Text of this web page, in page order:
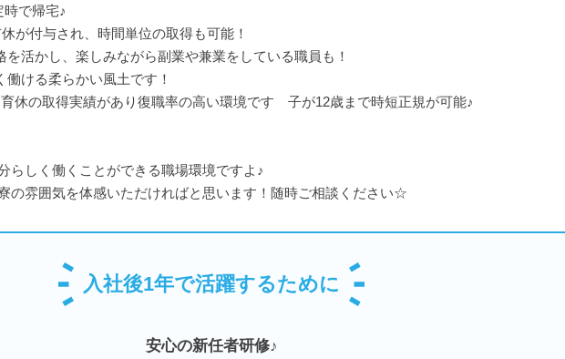
で帰宅♪
付与され、時間単位の取得も可能！
、楽しみながら副業や兼業をしている職員も！
る柔らかい風土です！
休の取得実績があり復職率の高い環境です 子が12歳まで時短正規が可能♪
らしく働くことができる職場環境ですよ♪
の雰囲気を体感いただければと思います！随時ご相談ください☆
入社後1年で活躍するために
安心の新任者研修♪